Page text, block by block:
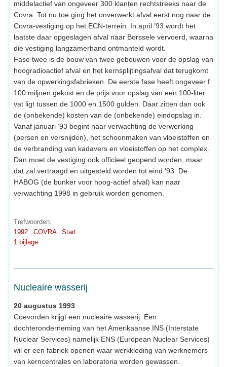
middelactief van ongeveer 300 klanten rechtstreeks naar de
Covra. Tot nu toe ging het onverwerkt afval eerst nog naar de
Covra-vestiging op het ECN-terrein. In april ’93 wordt het
laatste daar opgeslagen afval naar Borssele vervoerd, waarna
die vestiging langzamerhand ontmanteld wordt.
Fase twee is de bouw van twee gebouwen voor de opslag van
hoogradioactief afval en het kernsplijtingsafval dat terugkomt
van de opwerkingsfabrieken. De eerste fase heeft ongeveer f
100 miljoen gekost en de prijs voor opslag van een 100-liter
vat ligt tussen de 1000 en 1500 gulden. Daar zitten dan ook
de (onbekende) kosten van de (onbekende) eindopslag in.
Vanaf januari ’93 begint naar verwachting de verwerking
(persen en versnijden), het schoonmaken van vloeistoffen en
de verbranding van kadavers en vloeistoffen op het complex.
Dan moet de vestiging ook officieel geopend worden, maar
dat zal vertraagd en uitgesteld worden tot eind ’93. De
HABOG (de bunker voor hoog-actief afval) kan naar
verwachting 1998 in gebruik worden genomen.
Trefwoorden:
1992
COVRA
Start
1 bijlage
Nucleaire wasserij
20 augustus 1993
Coevorden krijgt een nucleaire wasserij. Een
dochteronderneming van het Amerikaanse INS (Interstate
Nuclear Services) namelijk ENS (European Nuclear Services)
wil er een fabriek openen waar werkkleding van werknemers
van kerncentrales en laboratoria worden gewassen.